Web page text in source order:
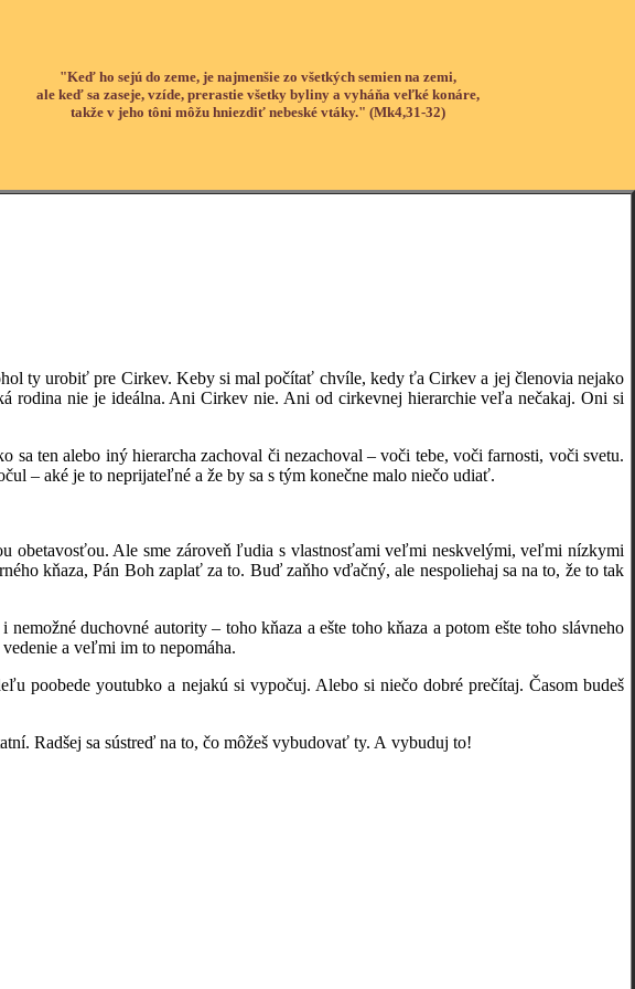
"Keď ho sejú do zeme, je najmenšie zo všetkých semien na zemi,
ale keď sa zaseje, vzíde, prerastie všetky byliny a vyháňa veľké konáre,
takže v jeho tôni môžu hniezdiť nebeské vtáky." (Mk4,31-32)
urobiť pre Cirkev. Keby si mal počítať chvíle, kedy ťa Cirkev a jej členovia nejako
rodina nie je ideálna. Ani Cirkev nie. Ani od cirkevnej hierarchie veľa nečakaj. Oni si
alebo iný hierarcha zachoval či nezachoval – voči tebe, voči farnosti, voči svetu.
– aké je to neprijateľné a že by sa s tým konečne malo niečo udiať.
Ale sme zároveň ľudia s vlastnosťami veľmi neskvelými, veľmi nízkymi
kňaza, Pán Boh zaplať za to. Buď zaňho vďačný, ale nespoliehaj sa na to, že to tak
duchovné autority – toho kňaza a ešte toho kňaza a potom ešte toho slávneho
a veľmi im to nepomáha.
youtubko a nejakú si vypočuj. Alebo si niečo dobré prečítaj. Časom budeš
sa sústreď na to, čo môžeš vybudovať ty. A vybuduj to!